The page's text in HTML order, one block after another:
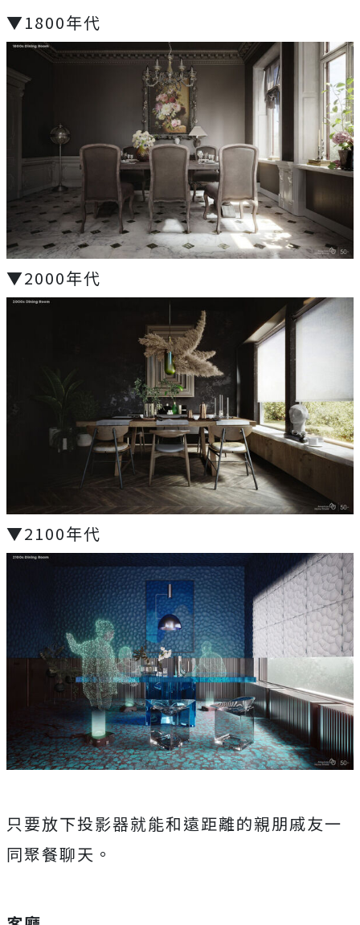
▼1800年代
▼2000年代
▼2100年代
只要放下投影器就能和遠距離的親朋戚友一
同聚餐聊天。